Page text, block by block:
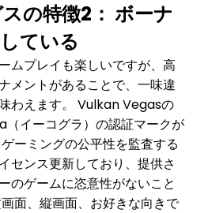
の特徴2： ボーナ
ている
ムプレイも楽しいですが、高
メントがあることで、一味違
わえます。 Vulkan Vegasの
イーコグラ）の認証マークが
ーミングの公平性を監査する
センス更新しており、提供さ
のゲームに恣意性がないこと
面、縦画面、お好きな向きで